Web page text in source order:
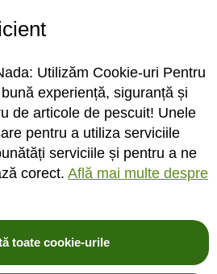
alaturi de noi pe reteaua ta preferata. Te
premii ...
Utilizăm Cookie-uri Pentru
experiență, siguranță și
de articole de pescuit! Unele
pentru a utiliza serviciile
serviciile și pentru a ne
corect. Află mai multe despre
toate cookie-urile